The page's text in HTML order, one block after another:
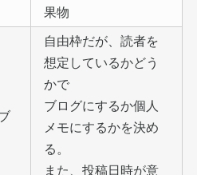
果物
自由枠だが、読者を
想定しているかどう
かで
ブログにするか個人
メモにするかを決め
る。
また、投稿日時が意